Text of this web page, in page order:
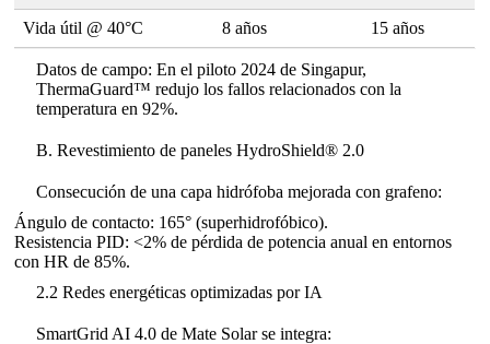
Vida útil @ 40°C 8 años 15 años
Datos de campo: En el piloto 2024 de Singapur,
ThermaGuard™ redujo los fallos relacionados con la
temperatura en 92%.
B. Revestimiento de paneles HydroShield® 2.0
Consecución de una capa hidrófoba mejorada con grafeno:
Ángulo de contacto: 165° (superhidrofóbico).
Resistencia PID: <2% de pérdida de potencia anual en entornos
con HR de 85%.
2.2 Redes energéticas optimizadas por IA
SmartGrid AI 4.0 de Mate Solar se integra: